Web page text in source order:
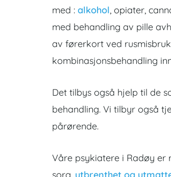
med : alkohol, opiater,
med behandling av pille
av førerkort ved
kombinasjonsbehandling
Det tilbys også hjelp til de
behandling. Vi tilbyr også
pårørende.
Våre psykiatere i Radøy er
sorg, utbrenthet og